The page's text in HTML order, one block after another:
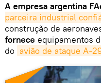
A empresa argentina
parceira industrial
construção de
fornece equipamentos
do avião de ataque A-